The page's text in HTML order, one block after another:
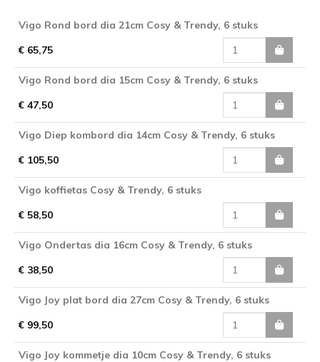
Vigo Rond bord dia 21cm Cosy & Trendy, 6 stuks
€ 65,75
Vigo Rond bord dia 15cm Cosy & Trendy, 6 stuks
€ 47,50
Vigo Diep kombord dia 14cm Cosy & Trendy, 6 stuks
€ 105,50
Vigo koffietas Cosy & Trendy, 6 stuks
€ 58,50
Vigo Ondertas dia 16cm Cosy & Trendy, 6 stuks
€ 38,50
Vigo Joy plat bord dia 27cm Cosy & Trendy, 6 stuks
€ 99,50
Vigo Joy kommetje dia 10cm Cosy & Trendy, 6 stuks